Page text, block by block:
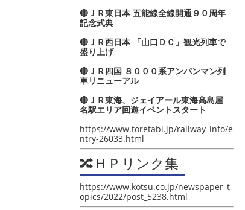
🔴ＪＲ東日本 五能線全線開通９０周年
記念式典
🔴ＪＲ西日本 「山口ＤＣ」観光列車で
盛り上げ
🔴ＪＲ四国 ８０００系アンパンマン列
車リニューアル
🔴ＪＲ東海、ジェイアール東海髙島屋
名駅エリア回遊イベントスタート
https://www.toretabi.jp/railway_info/e
ntry-26033.html
🔀ＨＰリンク集
https://www.kotsu.co.jp/newspaper_t
opics/2022/post_5238.html